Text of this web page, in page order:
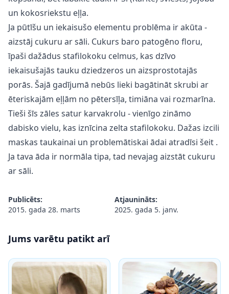
un kokosriekstu eļļa.
Ja pūtīšu un iekaisušo elementu problēma ir akūta -
aizstāj cukuru ar sāli. Cukurs baro patogēno floru,
īpaši dažādus stafilokoku celmus, kas dzīvo
iekaisušajās tauku dziedzeros un aizsprostotajās
porās. Šajā gadījumā nebūs lieki bagātināt skrubi ar
ēteriskajām eļļām no pētersīļa, timiāna vai rozmarīna.
Tieši šīs zāles satur karvakrolu - vienīgo zināmo
dabisko vielu, kas iznīcina zelta stafilokoku. Dažas izcili
maskas taukainai un problemātiskai ādai atradīsi šeit .
Ja tava āda ir normāla tipa, tad nevajag aizstāt cukuru
ar sāli.
Publicēts:
2015. gada 28. marts
Atjaunināts:
2025. gada 5. janv.
Jums varētu patikt arī